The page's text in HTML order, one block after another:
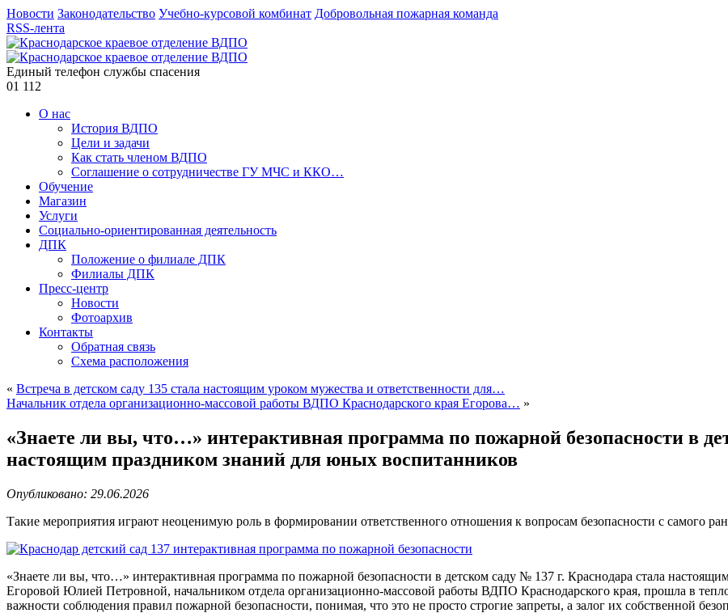
Новости Законодательство Учебно-курсовой комбинат Добровольная пожарная команда
RSS-лента
Единый телефон службы спасения
01 112
О нас
История ВДПО
Цели и задачи
Как стать членом ВДПО
Соглашение о сотрудничестве ГУ МЧС и ККО…
Обучение
Магазин
Услуги
Социально-ориентированная деятельность
ДПК
Положение о филиале ДПК
Филиалы ДПК
Пресс-центр
Новости
Фотоархив
Контакты
Обратная связь
Схема расположения
« Встреча в детском саду 135 стала настоящим уроком мужества и ответственности для…
Начальник отдела организационно-массовой работы ВДПО Краснодарского края Егорова… »
«Знаете ли вы, что…» интерактивная программа по пожарной безопасности в
настоящим праздником знаний для юных воспитанников
Опубликовано: 29.06.2026
Такие мероприятия играют неоценимую роль в формировании ответственного отношения к вопросам безопасности с самого
«Знаете ли вы, что…» интерактивная программа по пожарной безопасности в детском саду № 137 г. Краснодара стала
Егоровой Юлией Петровной, начальником отдела организационно-массовой работы ВДПО Краснодарского края, прошла в
важности соблюдения правил пожарной безопасности, понимая, что это не просто строгие запреты, а залог их собственной